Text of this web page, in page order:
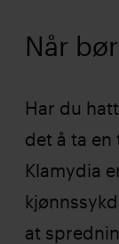
Når
Har du
det å ta
Klamydia
at